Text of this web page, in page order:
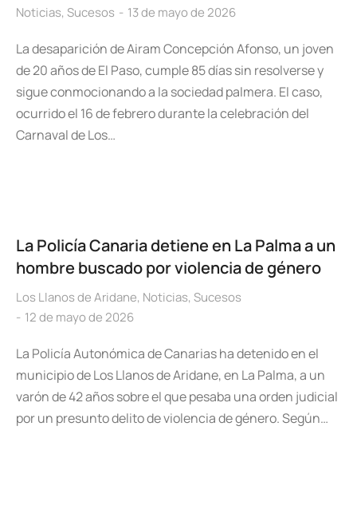
Noticias, Sucesos 13 de mayo de 2026
La desaparición de Airam Concepción Afonso, un joven
de 20 años de El Paso, cumple 85 días sin resolverse y
sigue conmocionando a la sociedad palmera. El caso,
ocurrido el 16 de febrero durante la celebración del
Carnaval de Los…
La Policía Canaria detiene en La Palma a un
hombre buscado por violencia de género
Los Llanos de Aridane, Noticias, Sucesos
12 de mayo de 2026
La Policía Autonómica de Canarias ha detenido en el
municipio de Los Llanos de Aridane, en La Palma, a un
varón de 42 años sobre el que pesaba una orden judicial
por un presunto delito de violencia de género. Según…